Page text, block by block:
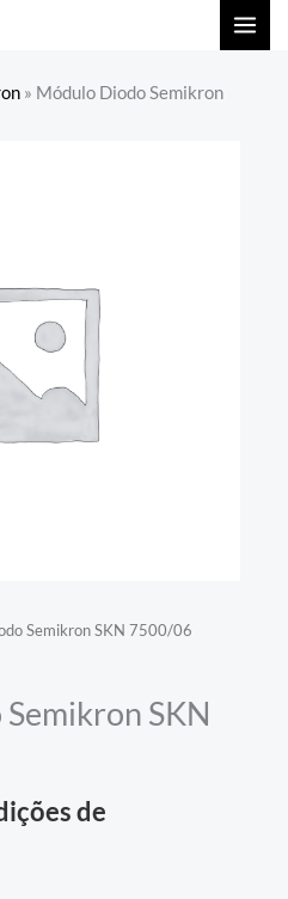
» Módulo Diodo Semikron
Semikron SKN 7500/06
SKN
de